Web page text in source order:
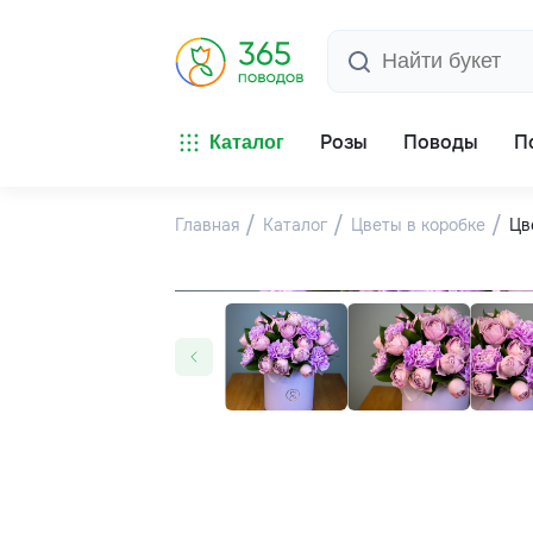
Каталог Розы Поводы
Главная Каталог Цветы в коробке